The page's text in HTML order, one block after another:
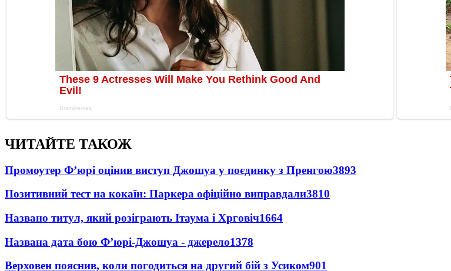
ЧИТАЙТЕ ТАКОЖ
Промоутер Ф’юрі оцінив виступ Джошуа у поєдинку з Пренгою3893
Позитивний тест на кокаїн: Паркера офіційно виправдали3810
Названо титул, який розіграють Ітаума і Хрговіч1664
Названа дата бою Ф’юрі-Джошуа - джерело1378
Верховен пояснив, коли погодиться на другий бій з Усиком901